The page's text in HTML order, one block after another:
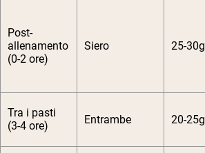
Post-
allenamento
(0-2 ore)
Siero 25-30g
Tra i pasti
(3-4 ore)
Entrambe 20-25g